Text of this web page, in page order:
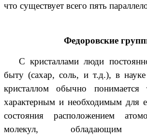
что существует всего пять
Федоровские
С кристаллами люди
быту (сахар, соль, и т.д.), в
кристаллом обычно понимается
характерным и необходимым для
состояния расположением
молекул, обладающим